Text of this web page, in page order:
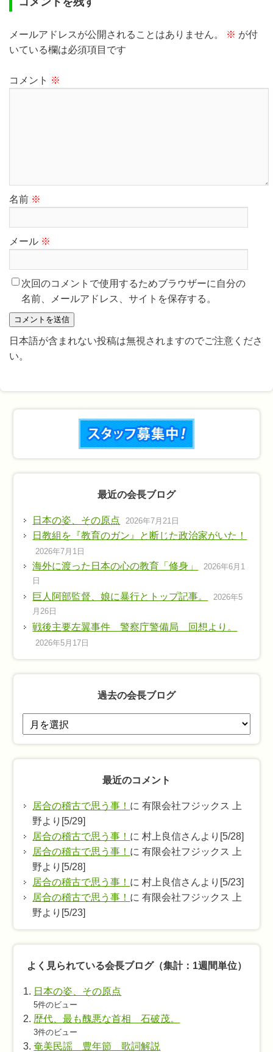
メールアドレスが公開されることはありません。 ※ が付
いている欄は必須項目です
コメント ※
名前 ※
メール ※
次回のコメントで使用するためブラウザーに自分の
名前、メールアドレス、サイトを保存する。
日本語が含まれない投稿は無視されますのでご注意くださ
い。
最近の会長ブログ
日本の姿、その原点 2026年7月21日
日教組を『教育のガン』と断じた政治家がいた！
2026年7月1日
海外に渡った日本の心の教育「修身」 2026年6月1
日
巨人阿部監督、娘に暴行とトップ記事。
2026年5
月26日
戦後主要左翼事件 警察庁警備局 回想より。
2026年5月17日
過去の会長ブログ
去
最近のコメント
居合の稽古で思う事！ に 有限会社フジックス 上
野より[5/29]
居合の稽古で思う事！ に 村上良信さんより[5/28]
居合の稽古で思う事！ に 有限会社フジックス 上
野より[5/28]
居合の稽古で思う事！ に 村上良信さんより[5/23]
居合の稽古で思う事！ に 有限会社フジックス 上
野より[5/23]
よく見られている会長ブログ（集計：1週間単位）
日本の姿、その原点
5件のビュー
歴代、最も醜悪な首相 石破茂。
3件のビュー
奄美民謡 豊年節 歌詞解説